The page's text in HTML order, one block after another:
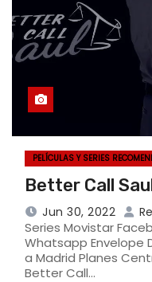
PELÍCULAS Y SERIES
Better Call
Jun 30, 2022
Series Movistar
Whatsapp Envelope
a Madrid Planes
Better Call…